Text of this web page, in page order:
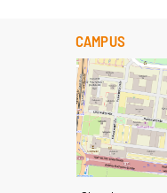
CAMPUS